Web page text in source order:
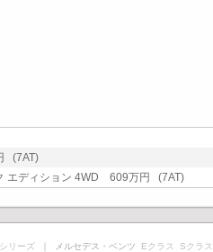
(7AT)
エディション 4WD 609万円 (7AT)
リーズ ｜ メルセデス・ベンツ Eクラス Sクラス